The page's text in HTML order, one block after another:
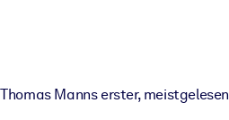
Thomas Manns erster,